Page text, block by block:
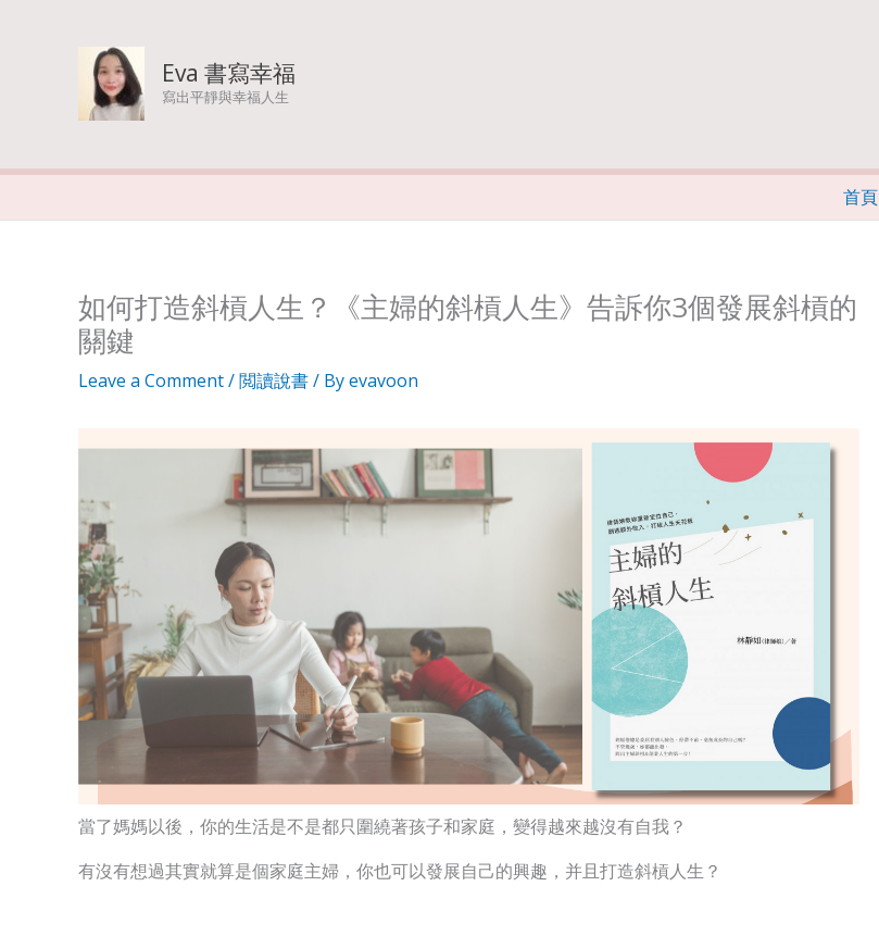
Eva 書寫幸福
寫出平靜與幸福人生
首頁
如何打造斜槓人生？《主婦的斜槓人生》告訴你3個發展斜槓的
關鍵
Leave a Comment/閲讀說書/ Byevavoon
當了媽媽以後，你的生活是不是都只圍繞著孩子和家庭，變得越來越沒有自我？
有沒有想過其實就算是個家庭主婦，你也可以發展自己的興趣，并且打造斜槓人生？